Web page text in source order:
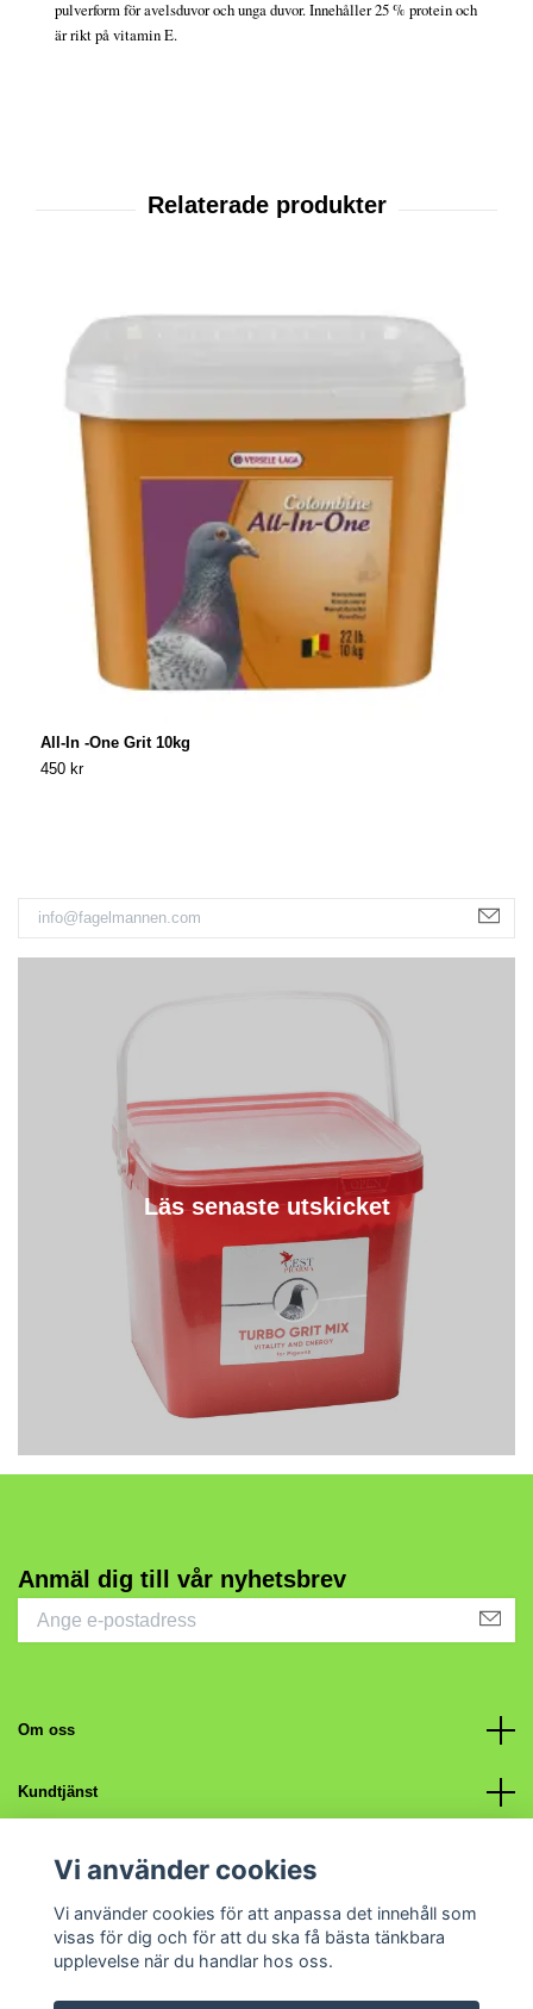
Läs senaste utskicket
pulverform för avelsduvor och unga duvor. Innehåller 25 % protein och
är rikt på vitamin E.
All-In -One Grit 10kg
450 kr
Anmäl dig till vår nyhetsbrev
Om oss
Kundtjänst
Sociala medier
Vi använder cookies
Vi använder cookies för att anpassa det innehåll som
visas för dig och för att du ska få bästa tänkbara
upplevelse när du handlar hos oss.